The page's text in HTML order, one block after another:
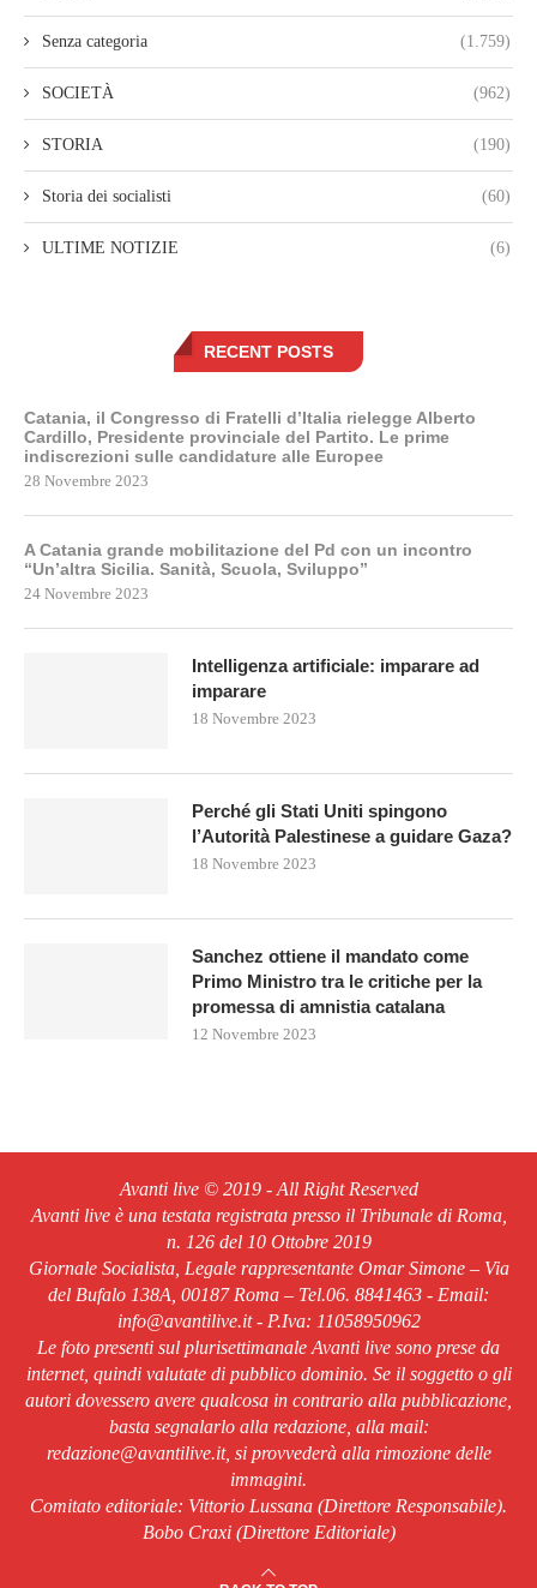
Senza categoria (1.759)
SOCIETÀ (962)
STORIA (190)
Storia dei socialisti (60)
ULTIME NOTIZIE (6)
RECENT POSTS
Catania, il Congresso di Fratelli d’Italia rielegge Alberto
Cardillo, Presidente provinciale del Partito. Le prime
indiscrezioni sulle candidature alle Europee
28 Novembre 2023
A Catania grande mobilitazione del Pd con un incontro
“Un’altra Sicilia. Sanità, Scuola, Sviluppo”
24 Novembre 2023
Intelligenza artificiale: imparare ad
imparare
18 Novembre 2023
Perché gli Stati Uniti spingono
l’Autorità Palestinese a guidare Gaza?
18 Novembre 2023
Sanchez ottiene il mandato come
Primo Ministro tra le critiche per la
promessa di amnistia catalana
12 Novembre 2023
Avanti live © 2019 - All Right Reserved
Avanti live è una testata registrata presso il Tribunale di Roma,
n. 126 del 10 Ottobre 2019
Giornale Socialista, Legale rappresentante Omar Simone – Via
del Bufalo 138A, 00187 Roma – Tel.06. 8841463 - Email:
info@avantilive.it - P.Iva: 11058950962
Le foto presenti sul plurisettimanale Avanti live sono prese da
internet, quindi valutate di pubblico dominio. Se il soggetto o gli
autori dovessero avere qualcosa in contrario alla pubblicazione,
basta segnalarlo alla redazione, alla mail:
redazione@avantilive.it, si provvederà alla rimozione delle
immagini.
Comitato editoriale: Vittorio Lussana (Direttore Responsabile).
Bobo Craxi (Direttore Editoriale)